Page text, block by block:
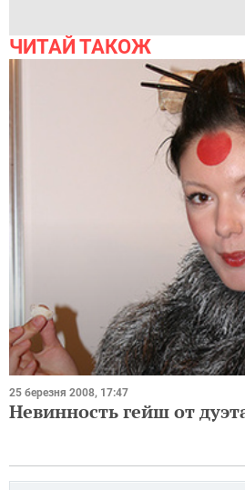
ЧИТАЙ ТАКОЖ
25 березня 2008, 17:47
Невинность гейш от